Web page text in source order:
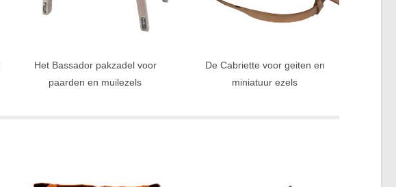
Het Bassador pakzadel voor
paarden en muilezels
De Cabriette voor geiten en
miniatuur ezels